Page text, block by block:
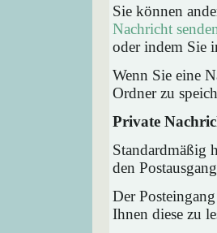
Sie können
Nachricht
oder indem Sie
Wenn Sie eine
Ordner zu
Private
Standardmäßig
den
Der
Ihnen diese zu